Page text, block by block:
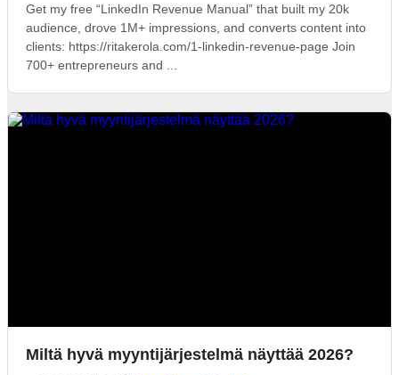
Get my free “LinkedIn Revenue Manual” that built my 20k
audience, drove 1M+ impressions, and converts content into
clients: https://ritakerola.com/1-linkedin-revenue-page Join
700+ entrepreneurs and ...
Miltä hyvä myyntijärjestelmä näyttää 2026?